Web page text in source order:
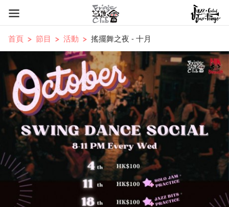
首頁 節目 活動 搖擺舞之夜 - 十月